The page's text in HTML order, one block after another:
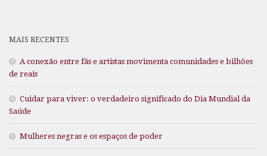
MAIS RECENTES
A conexão entre fãs e artistas movimenta comunidades e bilhões
de reais
Cuidar para viver: o verdadeiro significado do Dia Mundial da
Saúde
Mulheres negras e os espaços de poder